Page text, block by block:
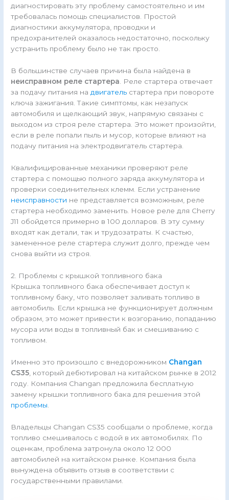
диагностировать эту проблему самостоятельно и им
требовалась помощь специалистов. Простой
диагностики аккумулятора, проводки и
предохранителей оказалось недостаточно, поскольку
устранить проблему было не так просто.
В большинстве случаев причина была найдена в
неисправном реле стартера. Реле стартера отвечает
за подачу питания надвигатель стартера при повороте
ключа зажигания. Такие симптомы, как незапуск
автомобиля и щелкающий звук, напрямую связаны с
выходом из строя реле стартера. Это может произойти,
если в реле попали пыль и мусор, которые влияют на
подачу питания на электродвигатель стартера.
Квалифицированные механики проверяют реле
стартера с помощью полного заряда аккумулятора и
проверки соединительных клемм. Если устранение
неисправности не представляется возможным, реле
стартера необходимо заменить. Новое реле для Cherry
J11 обойдется примерно в 100 долларов. В эту сумму
входят как детали, так и трудозатраты. К счастью,
замененное реле стартера служит долго, прежде чем
снова выйти из строя.
2. Проблемы с крышкой топливного бака
Крышка топливного бака обеспечивает доступ к
топливному баку, что позволяет заливать топливо в
автомобиль. Если крышка не функционирует должным
образом, это может привести к возгоранию, попаданию
мусора или воды в топливный бак и смешиванию с
топливом.
Именно это произошло с внедорожником Changan
CS35 , который дебютировал на китайском рынке в 2012
году. Компания Changan предложила бесплатную
замену крышки топливного бака для решения этой
проблемы
Владельцы Changan CS35 сообщали о проблеме, когда
топливо смешивалось с водой в их автомобилях. По
оценкам, проблема затронула около 12 000
автомобилей на китайском рынке. Компания была
вынуждена объявить отзыв в соответствии с
государственными правилами.